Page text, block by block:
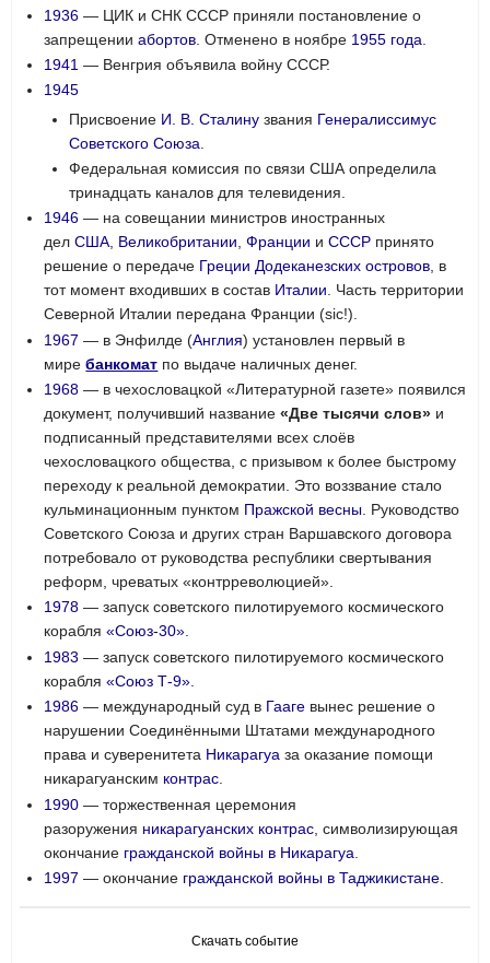
1936 — ЦИК и СНК СССР приняли постановление о
запрещенииабортов . Отменено в ноябре 1955 года
1941 — Венгрия объявила войну СССР.
1945
Присвоение И. В. Сталинузвания Генералиссимус
Советского Союза
Федеральная комиссия по связи США определила
тринадцать каналов для телевидения.
1946 — на совещании министров иностранных
делСША, Великобритании,Франции иСССР принято
решение о передаче Греции Додеканезских островов, в
тот момент входивших в состав Италии. Часть территории
Северной Италии передана Франции (sic!).
1967 — в Энфилде (Англия) установлен первый в
миребанкомат по выдаче наличных денег.
1968 — в чехословацкой «Литературной газете» появился
документ, получивший название«Две тысячи слов» и
подписанный представителями всех слоёв
чехословацкого общества, с призывом к более быстрому
переходу к реальной демократии. Это воззвание стало
кульминационным пунктом Пражской весны . Руководство
Советского Союза и других стран Варшавского договора
потребовало от руководства республики свертывания
реформ, чреватых «контрреволюцией».
1978 — запуск советского пилотируемого космического
корабля«Союз-30».
1983 — запуск советского пилотируемого космического
корабля«Союз Т-9»
1986 — международный суд в Гааге вынес решение о
нарушении Соединёнными Штатами международного
права и суверенитета Никарагуа за оказание помощи
никарагуанским контрас.
1990 — торжественная церемония
разоружения никарагуанских контрас , символизирующая
окончание гражданской войны в Никарагуа
1997 — окончание гражданской войны в Таджикистане
Скачать событие